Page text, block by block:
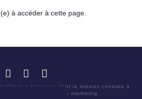
à accéder à cette page.
française dont la mission consiste à
savoir scientifique en marketing.